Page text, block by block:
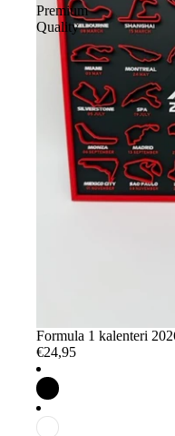
Premium
Quality
Formula 1 kalenteri
€24,95